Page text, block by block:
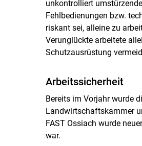
unkontrolliert
Fehlbedienungen bzw.
riskant sei, alleine zu
Verunglückte arbeitete
Schutzausrüstung
Arbeitssicherheit
Bereits im Vorjahr wurde
Landwirtschaftskammer
FAST Ossiach wurde
war.